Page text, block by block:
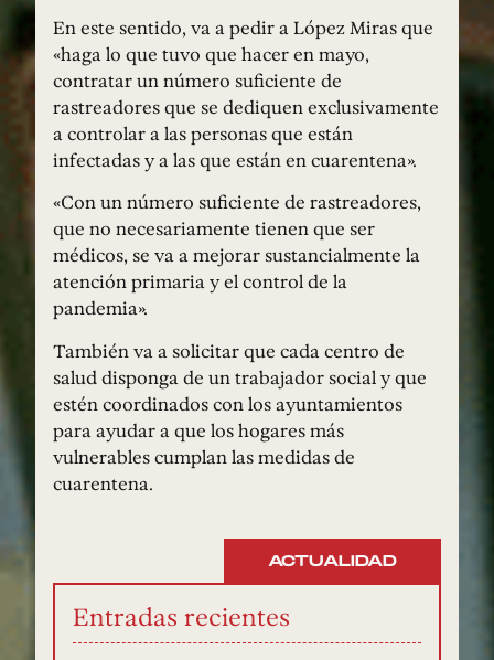
En este sentido, va a pedir a López Miras que
«haga lo que tuvo que hacer en mayo,
contratar un número suficiente de
rastreadores que se dediquen exclusivamente
a controlar a las personas que están
infectadas y a las que están en cuarentena».
«Con un número suficiente de rastreadores,
que no necesariamente tienen que ser
médicos, se va a mejorar sustancialmente la
atención primaria y el control de la
pandemia».
También va a solicitar que cada centro de
salud disponga de un trabajador social y que
estén coordinados con los ayuntamientos
para ayudar a que los hogares más
vulnerables cumplan las medidas de
cuarentena.
ACTUALIDAD
Entradas recientes